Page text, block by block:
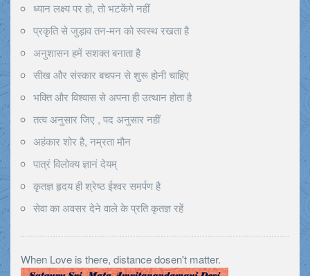
ध्यान लक्ष्य पर हो, तो भटकेंगे नहीं
प्रकृति से जुड़ाव तन-मन को स्वस्थ रखता है
अनुशासन हमें सशक्त बनाता है
सीख और संस्कार बचपन से शुरू होनी चाहिए
भक्ति और विश्वास से अपना ही उत्थान होता है
तत्व अनुसार जिए , पद अनुसार नहीं
अहंकार शोर है, नम्रता मौन
पात्रं विलोक्य ज्ञानं देयम्
कृतज्ञ हृदय ही श्रेष्ठ ईश्वर समर्पण है
सेवा का अवसर देने वाले के प्रति कृतज्ञ रहें
When Love is there, distance dosen't matter.